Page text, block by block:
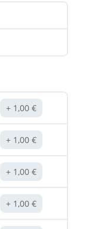
1,00€
1,00€
1,00€
1,00€